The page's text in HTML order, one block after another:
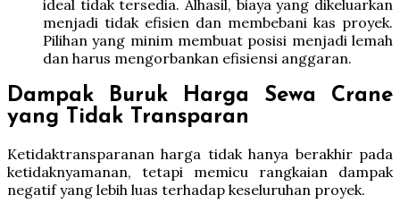
ideal tidak tersedia. Alhasil, biaya yang dikeluarkan
menjadi tidak efisien dan membebani kas proyek.
Pilihan yang minim membuat posisi menjadi lemah
dan harus mengorbankan efisiensi anggaran.
Dampak Buruk Harga Sewa Crane
yang Tidak Transparan
Ketidaktransparanan harga tidak hanya berakhir pada
ketidaknyamanan, tetapi memicu rangkaian dampak
negatif yang lebih luas terhadap keseluruhan proyek.